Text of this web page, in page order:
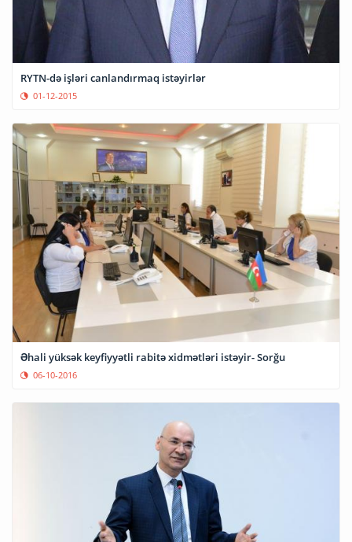
RYTN-də işləri canlandırmaq istəyirlər
01-12-2015
Əhali yüksək keyfiyyətli rabitə xidmətləri istəyir- Sorğu
06-10-2016